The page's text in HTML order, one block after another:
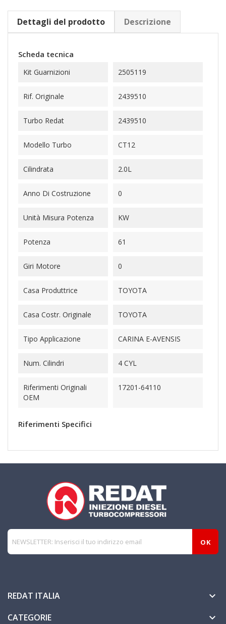
Dettagli del prodotto Descrizione
Scheda tecnica
Kit Guarnizioni 2505119
Rif. Originale 2439510
Turbo Redat 2439510
Modello Turbo CT12
Cilindrata 2.0L
Anno Di Costruzione 0
Unità Misura Potenza KW
Potenza 61
Giri Motore 0
Casa Produttrice TOYOTA
Casa Costr. Originale TOYOTA
Tipo Applicazione CARINA E-AVENSIS
Num. Cilindri 4 CYL
Riferimenti Originali
OEM
17201-64110
Riferimenti Specifici
REDAT ITALIA 
CATEGORIE 